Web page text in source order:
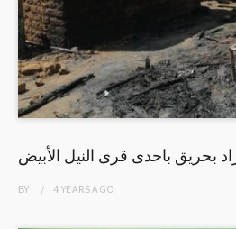
بحريق باحدى قرى النيل الأبيض
BY 4 YEARSAGO